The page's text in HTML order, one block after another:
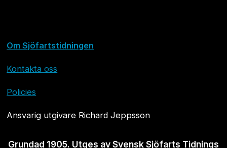
Om Sjöfartstidningen
Kontakta oss
Policies
Ansvarig utgivare Richard Jeppsson
Grundad 1905. Utges av Svensk Sjöfarts Tidnings